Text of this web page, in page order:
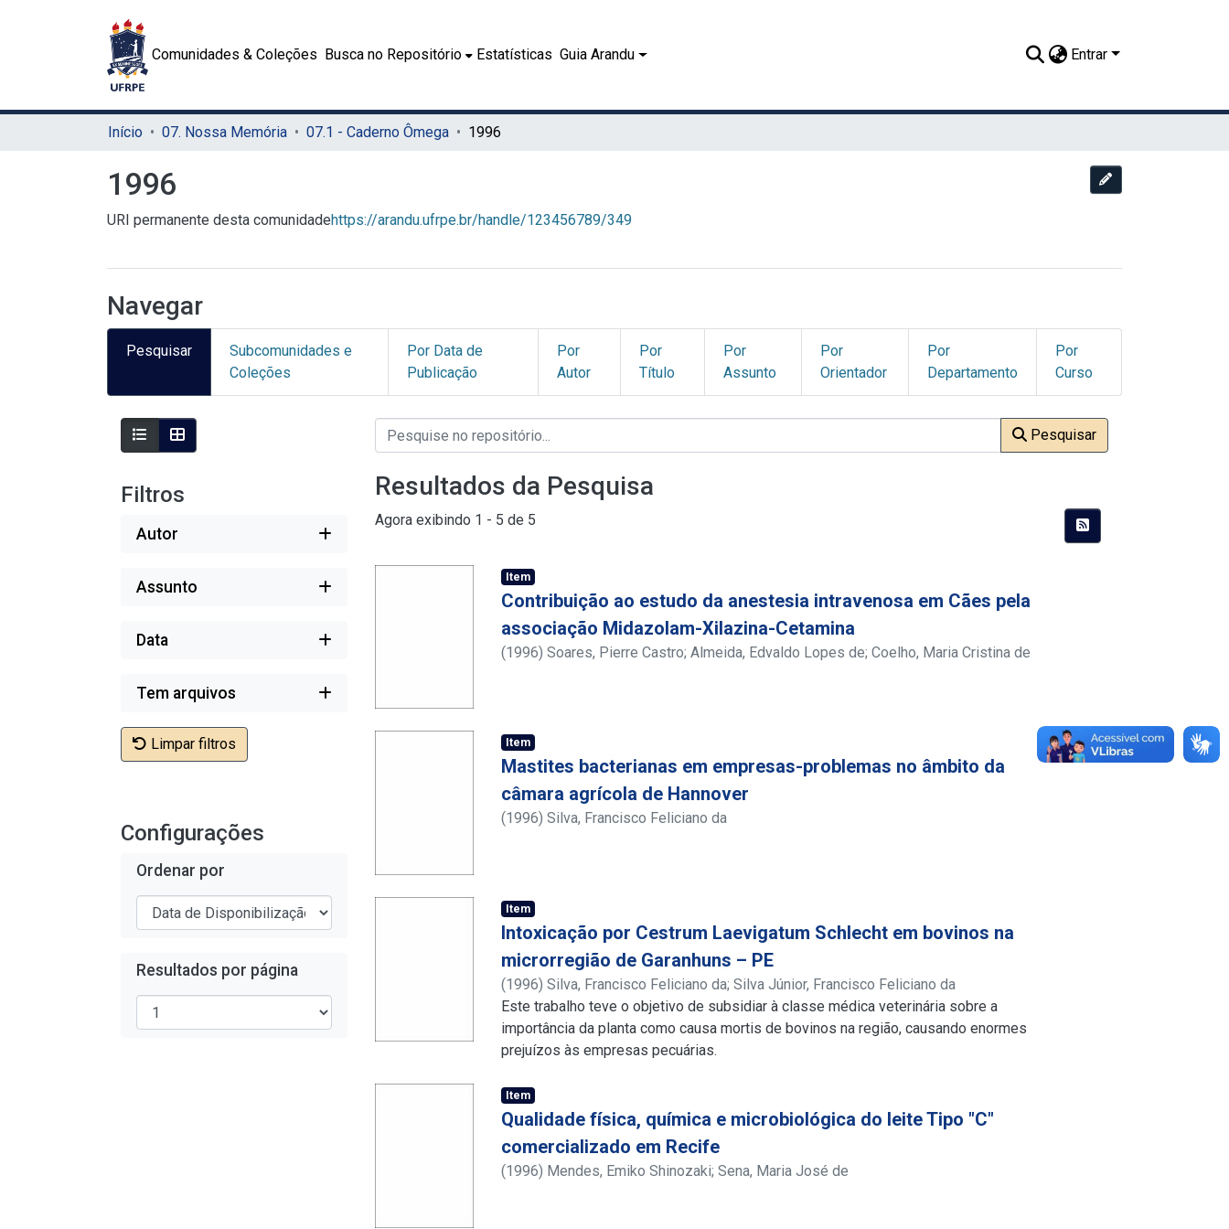
Comunidades & Coleções Busca no Repositório Estatísticas Guia Arandu Entrar
Início 07. Nossa Memória 07.1 - Caderno Ômega 1996
1996
URI permanente desta comunidadehttps://arandu.ufrpe.br/handle/123456789/349
Navegar
Pesquisar
Subcomunidades e
Coleções
Por Data de
Publicação
Por
Autor
Por
Título
Por
Assunto
Por
Orientador
Por
Departamento
Por
Curso
Filtros
Autor
Assunto
Data
Tem arquivos
Limpar filtros
Configurações
Ordenar por
Resultados por página
Pesquisar
Resultados da Pesquisa
Agora exibindo 1 - 5 de 5
Item
Contribuição ao estudo da anestesia intravenosa em Cães pela
associação Midazolam-Xilazina-Cetamina
(1996)Soares, Pierre Castro;Almeida, Edvaldo Lopes de;Coelho, Maria Cristina de
Item
Mastites bacterianas em empresas-problemas no âmbito da
câmara agrícola de Hannover
(1996)Silva, Francisco Feliciano da
Item
Intoxicação por Cestrum Laevigatum Schlecht em bovinos na
microrregião de Garanhuns – PE
(1996)Silva, Francisco Feliciano da;Silva Júnior, Francisco Feliciano da
Este trabalho teve o objetivo de subsidiar à classe médica veterinária sobre a
importância da planta como causa mortis de bovinos na região, causando enormes
prejuízos às empresas pecuárias.
Item
Qualidade física, química e microbiológica do leite Tipo "C"
comercializado em Recife
(1996) Mendes, Emiko Shinozaki;Sena, Maria José de